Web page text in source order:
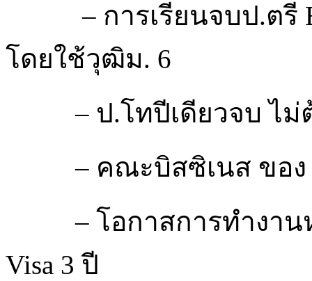
– การเรียนจบป.ตรี
โดยใช้วุฒิม. 6
– ป.โทปีเดียวจบ ไ
– คณะบิสซิเนส ของ
– โอกาสการทำงาน
Visa 3 ปี